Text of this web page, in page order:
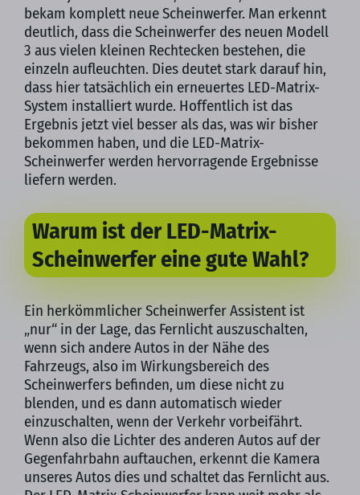
bekam komplett neue Scheinwerfer. Man erkennt
deutlich, dass die Scheinwerfer des neuen Modell
3 aus vielen kleinen Rechtecken bestehen, die
einzeln aufleuchten. Dies deutet stark darauf hin,
dass hier tatsächlich ein erneuertes LED-Matrix-
System installiert wurde. Hoffentlich ist das
Ergebnis jetzt viel besser als das, was wir bisher
bekommen haben, und die LED-Matrix-
Scheinwerfer werden hervorragende Ergebnisse
liefern werden.
Warum ist der LED-Matrix-
Scheinwerfer eine gute Wahl?
Ein herkömmlicher Scheinwerfer Assistent ist
„nur“ in der Lage, das Fernlicht auszuschalten,
wenn sich andere Autos in der Nähe des
Fahrzeugs, also im Wirkungsbereich des
Scheinwerfers befinden, um diese nicht zu
blenden, und es dann automatisch wieder
einzuschalten, wenn der Verkehr vorbeifährt.
Wenn also die Lichter des anderen Autos auf der
Gegenfahrbahn auftauchen, erkennt die Kamera
unseres Autos dies und schaltet das Fernlicht aus.